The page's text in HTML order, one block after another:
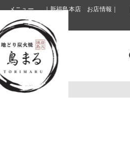
メニュー ｜新福島本店 お店情報｜